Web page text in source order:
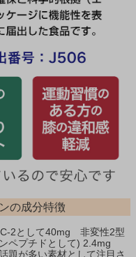
の成分特徴
2として40mg 非変性2型
ペプチドとして) 2.4mg
題が多い素材として注目さ